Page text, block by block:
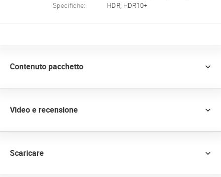
Specifiche:
HDR, HDR10+
Contenuto pacchetto
Video e recensione
Scaricare